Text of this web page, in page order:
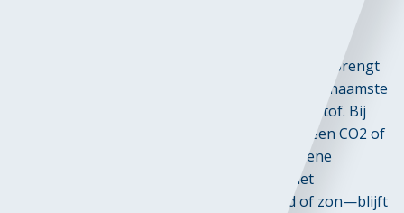
De introductie van waterstof in de GWW-sector brengt
verschillende voordelen met zich mee. Het voornaamste
voordeel is het duurzame karakter van waterstof. Bij
gebruik als energiedrager stoot waterstof geen CO2 of
andere schadelijke stoffen uit. Wanneer groene
waterstof wordt ingezet—geproduceerd met
hernieuwbare energiebronnen zoals wind of zon—blijft